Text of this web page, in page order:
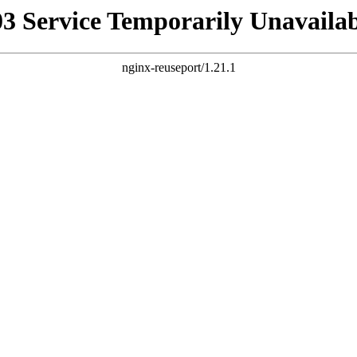
Service Temporarily
nginx-reuseport/1.21.1